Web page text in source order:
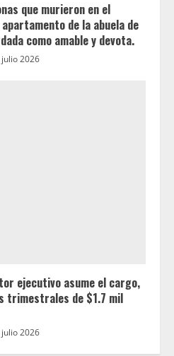
que murieron en el
de la abuela de
como amable y devota.
2026
ejecutivo asume el cargo,
trimestrales de $1.7 mil
2026